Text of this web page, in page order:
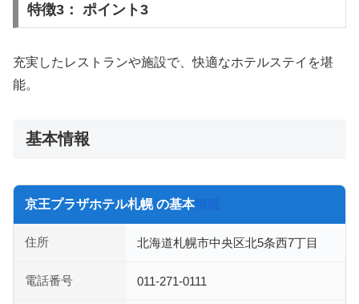
特徴3： ポイント3
充実したレストランや施設で、快適なホテルステイを堪
能。
基本情報
京王プラザホテル札幌 の基本情報
住所 北海道札幌市中央区北5条西7丁目
電話番号 011-271-0111